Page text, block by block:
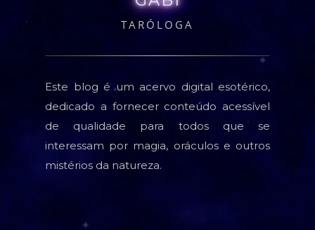
TARÓLOGA
Este blog é um acervo digital esotérico,
dedicado a fornecer conteúdo acessível
de qualidade para todos que se
interessam por magia, oráculos e outros
mistérios da natureza.